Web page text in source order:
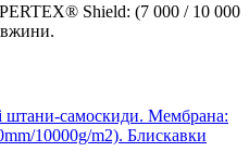
Shield: (7 000 / 10 000